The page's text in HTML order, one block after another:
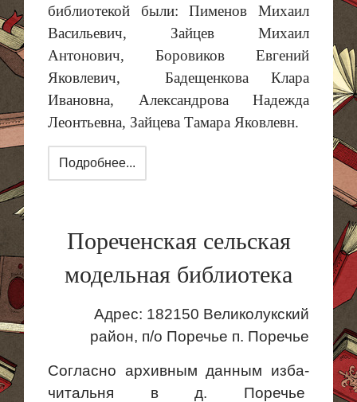
библиотекой были: Пименов Михаил
Васильевич, Зайцев Михаил
Антонович, Боровиков Евгений
Яковлевич,
Бадещенкова Клара
Ивановна, Александрова Надежда
Леонтьевна, Зайцева Тамара Яковлевн.
Подробнее...
Пореченская сельская
модельная библиотека
Адрес: 182150 Великолукский
район, п/о Поречье п. Поречье
Согласно архивным данным изба-
читальня в д. Поречье